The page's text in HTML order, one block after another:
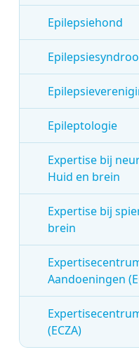
Epilepsiehond
Epileptologie
Expertise bij
Huid en brein
Expertise bij
brein
Aandoeningen
(ECZA)